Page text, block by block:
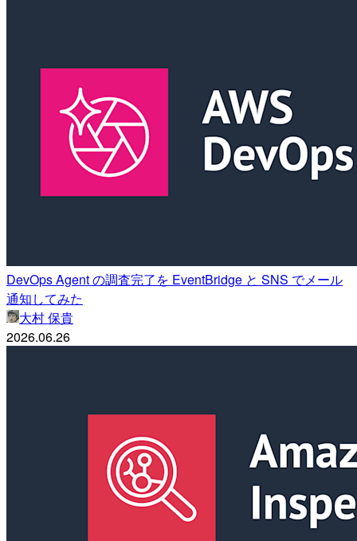
DevOps Agent の調査完了を EventBridge と SNS でメール
通知してみた
大村 保貴
2026.06.26